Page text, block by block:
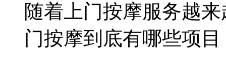
随着上门按摩服务越
门按摩到底有哪些项